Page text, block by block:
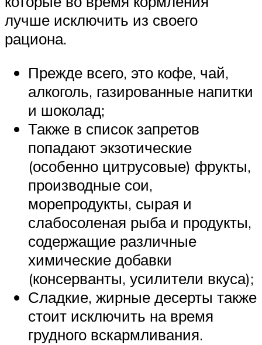
лучше исключить из своего
рациона.
Прежде всего, это кофе, чай,
алкоголь, газированные напитки
и шоколад;
Также в список запретов
попадают экзотические
(особенно цитрусовые) фрукты,
производные сои,
морепродукты, сырая и
слабосоленая рыба и продукты,
содержащие различные
химические добавки
(консерванты, усилители вкуса);
Сладкие, жирные десерты также
стоит исключить на время
грудного вскармливания.